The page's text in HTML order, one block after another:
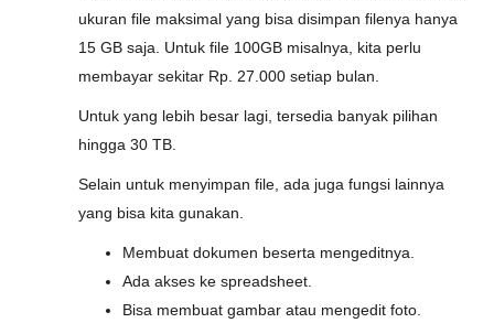
ukuran file maksimal yang bisa disimpan filenya hanya
15 GB saja. Untuk file 100GB misalnya, kita perlu
membayar sekitar Rp. 27.000 setiap bulan.
Untuk yang lebih besar lagi, tersedia banyak pilihan
hingga 30 TB.
Selain untuk menyimpan file, ada juga fungsi lainnya
yang bisa kita gunakan.
Membuat dokumen beserta mengeditnya.
Ada akses ke spreadsheet.
Bisa membuat gambar atau mengedit foto.